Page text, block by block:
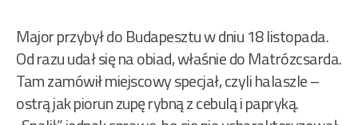
Major przybył do Budapesztu w dniu 18 listopada.
Od razu udał się na obiad, właśnie do Matrózcsarda.
Tam zamówił miejscowy specjał, czyli halaszle –
ostrą jak piorun zupę rybną z cebulą i papryką.